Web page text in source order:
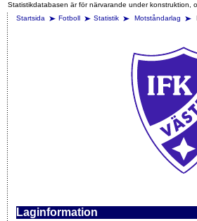
Statistikdatabasen är för närvarande under konstruktion,
Startsida
Fotboll Statistik Motståndarlag
Laginformation